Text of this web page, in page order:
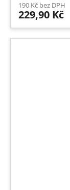
190 Kč bez DPH
229,90 Kč